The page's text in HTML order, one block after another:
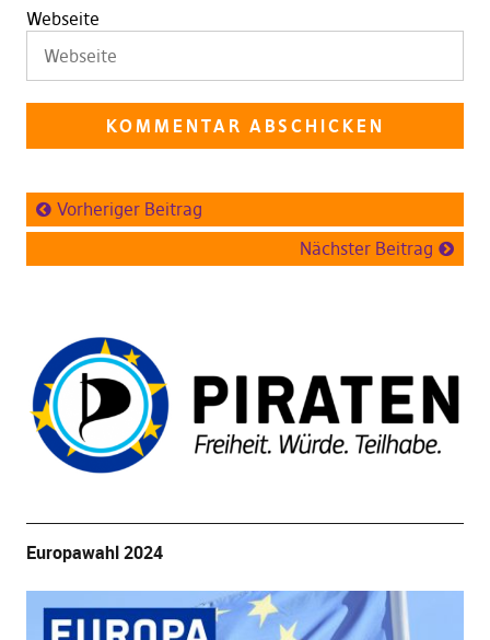
Webseite
Vorheriger Beitrag
Nächster Beitrag
Europawahl 2024